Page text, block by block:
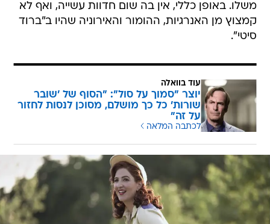
משלו. באופן כללי, אין בה שום חדוות עשייה, ואף לא
קמצוץ מן האנרגיות, ההומור והאירוניה שהיו ב"ברוד
סיטי".
עוד בוואלה
יוצר "סמוך על סול": "הסוף של 'שובר
שורות' כל כך מושלם, מסוכן לנסות לחזור
על זה"
לכתבה המלאה